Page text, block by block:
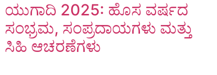
ಯುಗಾದಿ 2025: ಹೊಸ ವರ್ಷದ
ಸಂಭ್ರಮ, ಸಂಪ್ರದಾಯಗಳು ಮತ್ತು
ಸಿಹಿ ಆಚರಣೆಗಳು